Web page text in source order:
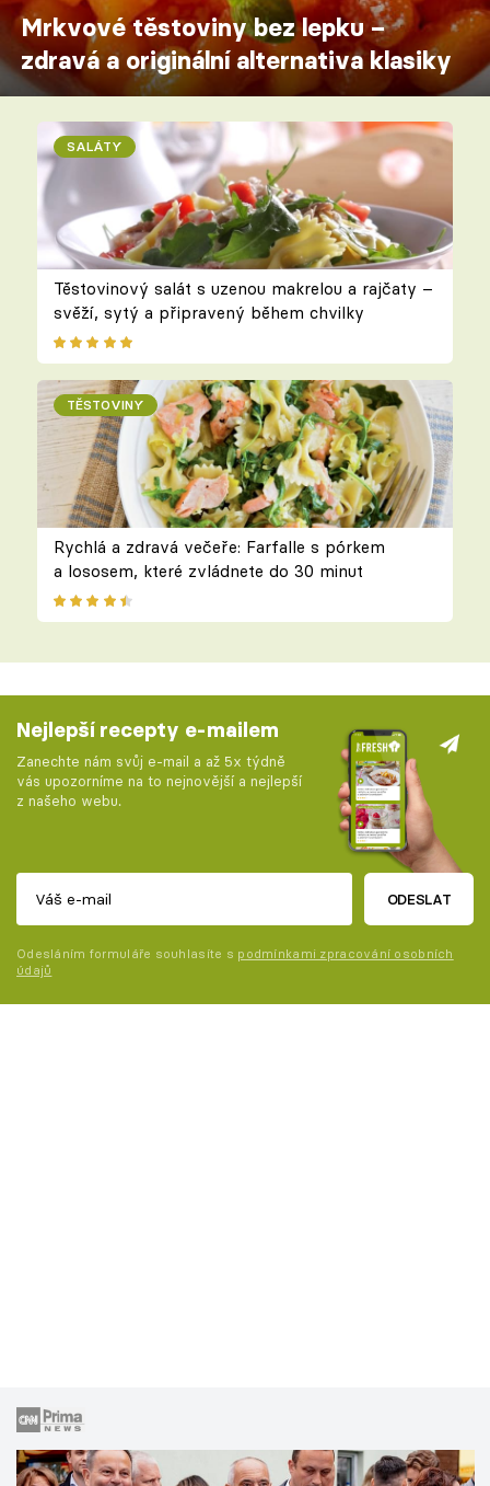
Mrkvové těstoviny bez lepku –
zdravá a originální alternativa klasiky
SALÁTY
Těstovinový salát s uzenou makrelou a rajčaty –
svěží, sytý a připravený během chvilky
TĚSTOVINY
Rychlá a zdravá večeře: Farfalle s pórkem
a lososem, které zvládnete do 30 minut
Nejlepší recepty e-mailem
Zanechte nám svůj e-mail a až 5x týdně
vás upozorníme na to nejnovější a nejlepší
z našeho webu.
ODESLAT
Odesláním formuláře souhlasíte s podmínkami zpracování osobních
údajů